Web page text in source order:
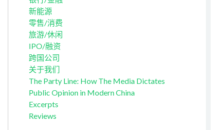
新能源
零售/消费
旅游/休闲
IPO/融资
跨国公司
关于我们
The Party Line: How The Media Dictates
Public Opinion in Modern China
Excerpts
Reviews